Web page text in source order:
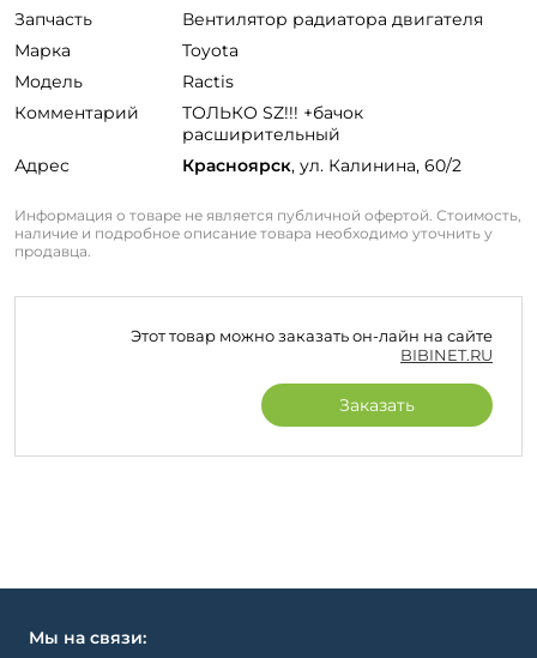
Запчасть
Вентилятор радиатора двигателя
Марка
Toyota
Модель
Ractis
Комментарий
ТОЛЬКО SZ!!! +бачок
расширительный
Адрес
Красноярск, ул. Калинина, 60/2
Информация о товаре не является публичной офертой. Стоимость,
наличие и подробное описание товара необходимо уточнить у
продавца.
Этот товар можно заказать он-лайн на сайте
BIBINET.RU
Заказать
Мы на связи: